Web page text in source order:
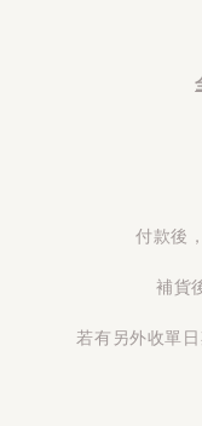
付款後
補貨
若有另外收單